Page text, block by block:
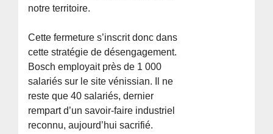
notre territoire.
Cette fermeture s’inscrit donc dans
cette stratégie de désengagement.
Bosch employait près de 1 000
salariés sur le site vénissian. Il ne
reste que 40 salariés, dernier
rempart d’un savoir-faire industriel
reconnu, aujourd’hui sacrifié.